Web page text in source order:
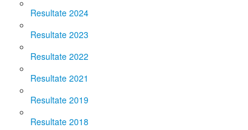
Resultate 2024
Resultate 2023
Resultate 2022
Resultate 2021
Resultate 2019
Resultate 2018